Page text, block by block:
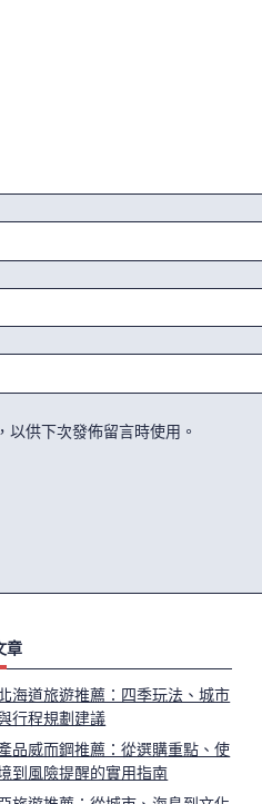
供下次發佈留言時使用。
章
海道旅遊推薦：四季玩法、城市
行程規劃建議
品威而鋼推薦：從選購重點、使
到風險提醒的實用指南